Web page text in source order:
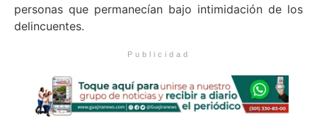
personas que permanecían bajo intimidación de los
delincuentes.
Publicidad